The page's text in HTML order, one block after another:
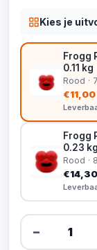
Kies je
Frogg
0.11 kg
Rood ·
€11,00
Frogg
0.23 kg
Rood ·
€14,30
−